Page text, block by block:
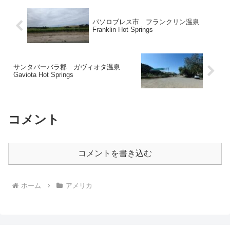
パソロブレス市 フランクリン温泉
Franklin Hot Springs
サンタバーバラ郡 ガヴィオタ温泉
Gaviota Hot Springs
コメント
コメントを書き込む
ホーム アメリカ